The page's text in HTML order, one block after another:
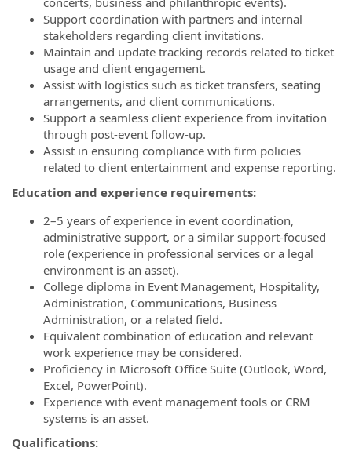
Support coordination with partners and internal
stakeholders regarding client invitations.
Maintain and update tracking records related to ticket
usage and client engagement.
Assist with logistics such as ticket transfers, seating
arrangements, and client communications.
Support a seamless client experience from invitation
through post-event follow-up.
Assist in ensuring compliance with firm policies
related to client entertainment and expense reporting.
Education and experience requirements:
2–5 years of experience in event coordination,
administrative support, or a similar support-focused
role (experience in professional services or a legal
environment is an asset).
College diploma in Event Management, Hospitality,
Administration, Communications, Business
Administration, or a related field.
Equivalent combination of education and relevant
work experience may be considered.
Proficiency in Microsoft Office Suite (Outlook, Word,
Excel, PowerPoint).
Experience with event management tools or CRM
systems is an asset.
Qualifications: